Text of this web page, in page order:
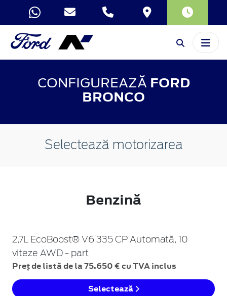
CONFIGUREAZĂ FORD
BRONCO
Selectează motorizarea
Benzină
2,7L EcoBoost® V6 335 CP Automată, 10
viteze AWD - part
Preț de listă de la 75.650 € cu TVA inclus
Selectează